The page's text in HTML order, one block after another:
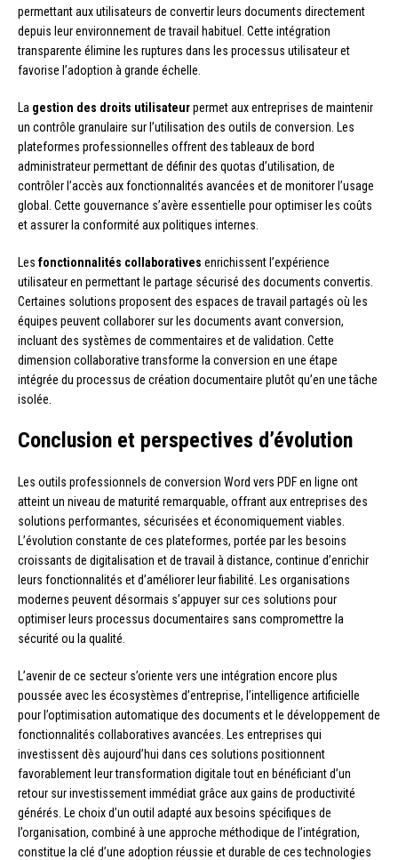
permettant aux utilisateurs de convertir leurs documents directement
depuis leur environnement de travail habituel. Cette intégration
transparente élimine les ruptures dans les processus utilisateur et
favorise l’adoption à grande échelle.
La gestion des droits utilisateurpermet aux entreprises de maintenir
un contrôle granulaire sur l’utilisation des outils de conversion. Les
plateformes professionnelles offrent des tableaux de bord
administrateur permettant de définir des quotas d’utilisation, de
contrôler l’accès aux fonctionnalités avancées et de monitorer l’usage
global. Cette gouvernance s’avère essentielle pour optimiser les coûts
et assurer la conformité aux politiques internes.
Les fonctionnalités collaboratives enrichissent l’expérience
utilisateur en permettant le partage sécurisé des documents convertis.
Certaines solutions proposent des espaces de travail partagés où les
équipes peuvent collaborer sur les documents avant conversion,
incluant des systèmes de commentaires et de validation. Cette
dimension collaborative transforme la conversion en une étape
intégrée du processus de création documentaire plutôt qu’en une tâche
isolée.
Conclusion et perspectives d’évolution
Les outils professionnels de conversion Word vers PDF en ligne ont
atteint un niveau de maturité remarquable, offrant aux entreprises des
solutions performantes, sécurisées et économiquement viables.
L’évolution constante de ces plateformes, portée par les besoins
croissants de digitalisation et de travail à distance, continue d’enrichir
leurs fonctionnalités et d’améliorer leur fiabilité. Les organisations
modernes peuvent désormais s’appuyer sur ces solutions pour
optimiser leurs processus documentaires sans compromettre la
sécurité ou la qualité.
L’avenir de ce secteur s’oriente vers une intégration encore plus
poussée avec les écosystèmes d’entreprise, l’intelligence artificielle
pour l’optimisation automatique des documents et le développement de
fonctionnalités collaboratives avancées. Les entreprises qui
investissent dès aujourd’hui dans ces solutions positionnent
favorablement leur transformation digitale tout en bénéficiant d’un
retour sur investissement immédiat grâce aux gains de productivité
générés. Le choix d’un outil adapté aux besoins spécifiques de
l’organisation, combiné à une approche méthodique de l’intégration,
constitue la clé d’une adoption réussie et durable de ces technologies